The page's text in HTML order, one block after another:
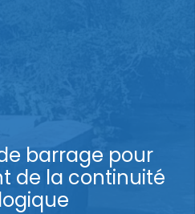
barrage pour
de la continuité